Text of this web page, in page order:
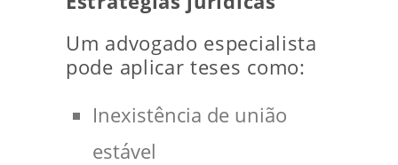
Um advogado especialista
pode aplicar teses como:
Inexistência de união
estável